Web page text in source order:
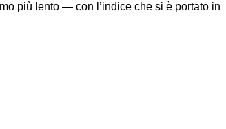
più lento — con l’indice che si è portato in